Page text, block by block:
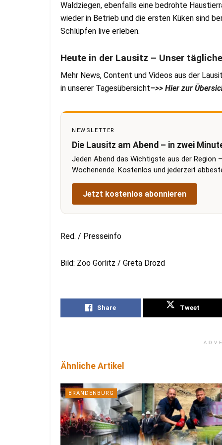
Waldziegen, ebenfalls eine bedrohte
wieder in Betrieb und die ersten Küken sind
Schlüpfen live erleben.
Heute in der Lausitz – Unser
Mehr News, Content und Videos aus der
in unserer Tagesübersicht–>> Hier zur
NEWSLETTER
Die Lausitz am Abend – in zwei
Jeden Abend das Wichtigste aus der
Wochenende. Kostenlos und jederzeit
Jetzt kostenlos abonnieren
Red. / Presseinfo
Bild: Zoo Görlitz / Greta Drozd
Share Tweet
Ähnliche Artikel
BRANDENBURG